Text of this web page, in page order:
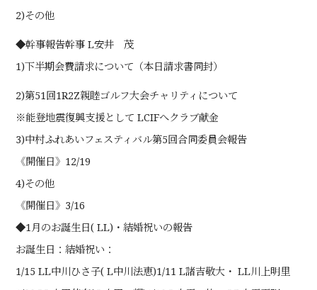
2)その他
◆幹事報告幹事 L安井 茂
1)下半期会費請求について（本日請求書同封）
2)第51回1R2Z親睦ゴルフ大会チャリティについて
※能登地震復興支援として LCIFへクラブ献金
3)中村ふれあいフェスティバル第5回合同委員会報告
《開催日》12/19
4)その他
《開催日》3/16
◆1月のお誕生日( LL)・結婚祝いの報告
お誕生日：結婚祝い：
1/15 LL中川ひさ子( L中川法恵)1/11 L諸吉敬大・ LL川上明里